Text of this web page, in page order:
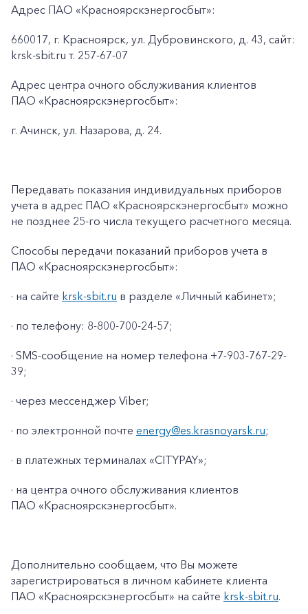
Адрес ПАО «Красноярскэнергосбыт»:
660017, г. Красноярск, ул. Дубровинского, д. 43, сайт:
krsk-sbit.ru т. 257-67-07
Адрес центра очного обслуживания клиентов
ПАО «Красноярскэнергосбыт»:
г. Ачинск, ул. Назарова, д. 24.
Передавать показания индивидуальных приборов
учета в адрес ПАО «Красноярскэнергосбыт» можно
не позднее 25-го числа текущего расчетного месяца.
Способы передачи показаний приборов учета в
ПАО «Красноярскэнергосбыт»:
· на сайте krsk-sbit.ru в разделе «Личный кабинет»;
· по телефону: 8-800-700-24-57;
· SMS-сообщение на номер телефона +7-903-767-29-
39;
· через мессенджер Viber;
· по электронной почте energy@es.krasnoyarsk.ru;
· в платежных терминалах «CITYPAY»;
· на центра очного обслуживания клиентов
ПАО «Красноярскэнергосбыт».
Дополнительно сообщаем, что Вы можете
зарегистрироваться в личном кабинете клиента
ПАО «Красноярскэнергосбыт» на сайте krsk-sbit.ru.